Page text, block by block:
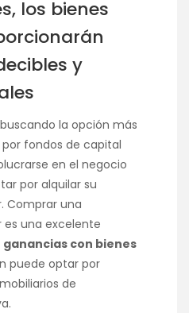
los bienes
y
la opción más
fondos de capital
en el negocio
por alquilar su
Comprar una
es una excelente
con bienes
puede optar por
de